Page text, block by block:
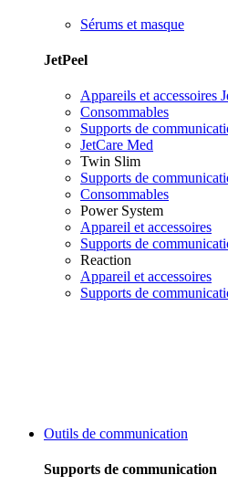
Sérums et masque
JetPeel
Appareils et accessoires
Consommables
Supports de
JetCare Med
Twin Slim
Supports de
Consommables
Power System
Appareil et accessoires
Supports de
Reaction
Appareil et accessoires
Supports de
Outils de communication
Supports de communication